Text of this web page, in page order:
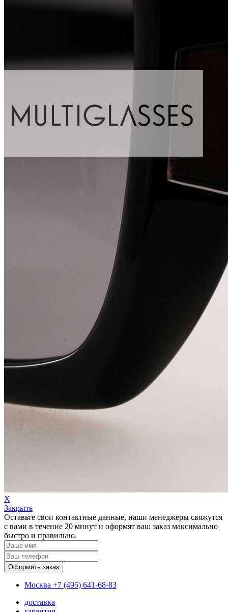
Х
Закрыть
Оставьте свои контактные данные, наши менеджеры свяжутся
с вами в течение 20 минут и оформят ваш заказ максимально
быстро и правильно.
Москва +7 (495) 641-68-83
доставка